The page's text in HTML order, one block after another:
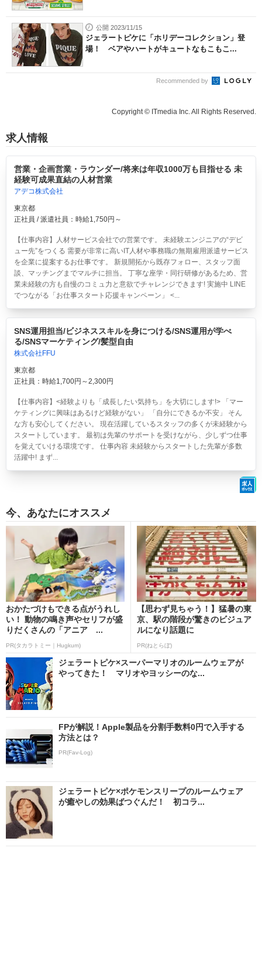
公開 2023/11/15
ジェラートピケに「ホリデーコレクション」登
場！ ベアやハートがキュートなもこもこ...
Recommended by
Copyright © ITmedia Inc. All Rights Reserved.
求人情報
営業・企画営業・ラウンダー/将来は年収1000万も目指せる 未
経験可成果直結の人材営業
アデコ株式会社
東京都
正社員 / 派遣社員：時給1,750円～
【仕事内容】人材サービス会社での営業です。 未経験エンジニアの“デビ
ュー先”をつくる 需要が非常に高いIT人材や事務職の無期雇用派遣サービス
を企業に提案するお仕事です。 新規開拓から既存フォロー、スタッフ面
談、マッチングまでマルチに担当。 丁寧な座学・同行研修があるため、営
業未経験の方も自慢のコミュ力と意欲でチャレンジできます! 実施中 LINE
でつながる「お仕事スタート応援キャンペーン」 <...
SNS運用担当/ビジネススキルを身につける/SNS運用が学べ
る/SNSマーケティング/髪型自由
株式会社FFU
東京都
正社員：時給1,700円～2,300円
【仕事内容】<経験よりも「成長したい気持ち」を大切にします!> 「マー
ケティングに興味はあるけど経験がない」 「自分にできるか不安」 そん
な方も安心してください。 現在活躍しているスタッフの多くが未経験から
スタートしています。 最初は先輩のサポートを受けながら、少しずつ仕事
を覚えていける環境です。 仕事内容 未経験からスタートした先輩が多数
活躍中! まず...
今、あなたにオススメ
おかたづけもできる点がうれし
い！ 動物の鳴き声やセリフが盛
りだくさんの「アニア ...
PR(タカラトミー｜Hugkum)
【思わず見ちゃう！】猛暑の東
京、駅の階段が驚きのビジュア
ルになり話題に
PR(ねとらぼ)
ジェラートピケ×スーパーマリオのルームウェアが
やってきた！ マリオやヨッシーのな...
FPが解説！Apple製品を分割手数料0円で入手する
方法とは？
PR(Fav-Log)
ジェラートピケ×ポケモンスリープのルームウェア
が癒やしの効果ばつぐんだ！ 初コラ...